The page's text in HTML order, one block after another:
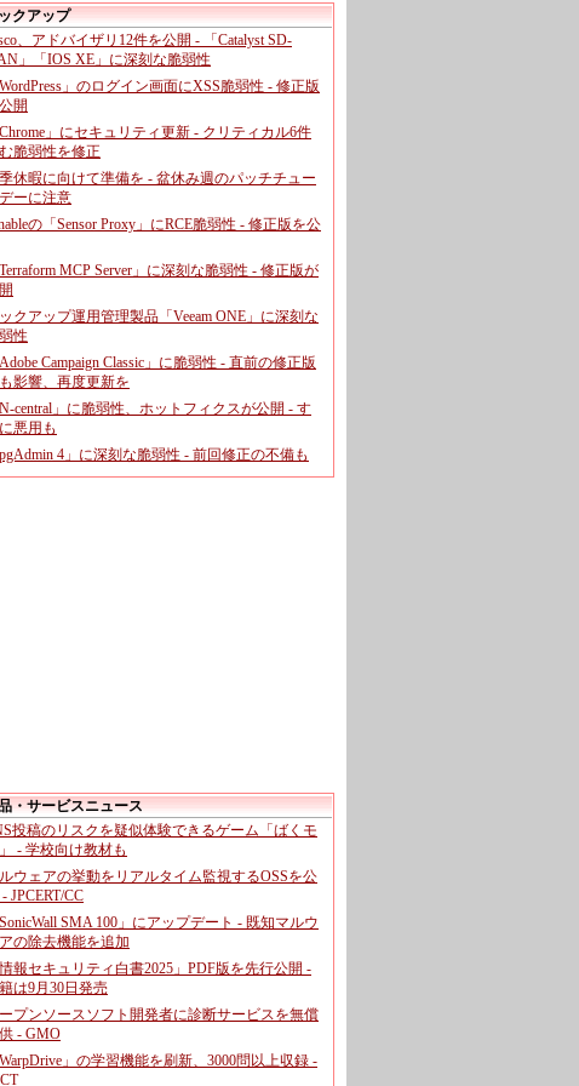
クアップ
、アドバイザリ12件を公開 - 「Catalyst SD-
」「IOS XE」に深刻な脆弱性
WordPress」のログイン画面にXSS脆弱性 - 修正版
開
Chrome」にセキュリティ更新 - クリティカル6件
脆弱性を修正
休暇に向けて準備を - 盆休み週のパッチチュー
ーに注意
の「Sensor Proxy」にRCE脆弱性 - 修正版を公
Terraform MCP Server」に深刻な脆弱性 - 修正版が
クアップ運用管理製品「Veeam ONE」に深刻な
性
Adobe Campaign Classic」に脆弱性 - 直前の修正版
影響、再度更新を
N-central」に脆弱性、ホットフィクスが公開 - す
悪用も
pgAdmin 4」に深刻な脆弱性 - 前回修正の不備も
・サービスニュース
投稿のリスクを疑似体験できるゲーム「ばくモ
- 学校向け教材も
ウェアの挙動をリアルタイム監視するOSSを公
JPCERT/CC
SonicWall SMA 100」にアップデート - 既知マルウ
の除去機能を追加
情報セキュリティ白書2025」PDF版を先行公開 -
は9月30日発売
プンソースソフト開発者に診断サービスを無償
- GMO
WarpDrive」の学習機能を刷新、3000問以上収録 -